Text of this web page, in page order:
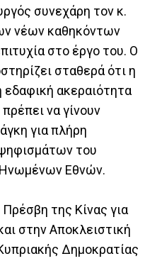
συνεχάρη τον κ.
νέων καθηκόντων
στο έργο του. Ο
σταθερά ότι η
εδαφική ακεραιότητα
να γίνουν
για πλήρη
του
Εθνών.
της Κίνας για
στην Αποκλειστική
Δημοκρατίας